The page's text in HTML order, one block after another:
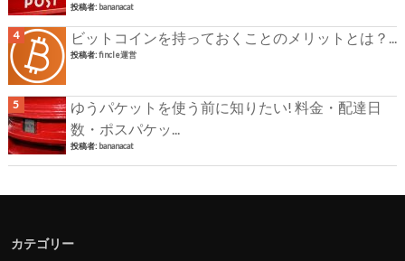
投稿者: bananacat
ビットコインを持っておくことのメリットとは？...
投稿者:fincle運営
ゆうパケットを使う前に知りたい! 料金・配達日
数・ポスパケッ...
投稿者: bananacat
カテゴリー